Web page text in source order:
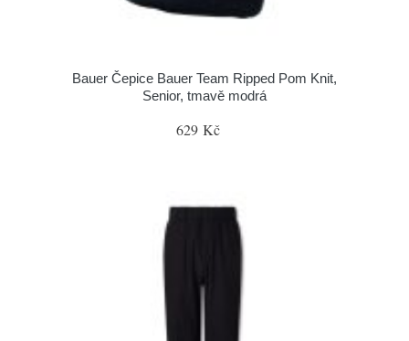
Bauer Čepice Bauer Team Ripped Pom Knit,
Senior, tmavě modrá
629 Kč